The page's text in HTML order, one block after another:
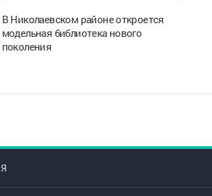
В Николаевском районе откроется
модельная библиотека нового
поколения